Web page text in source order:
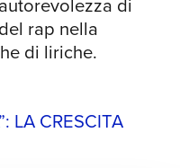
Stone Italia
dischi
gli altri”
Targa Tenco
Per
di
rap nella
di liriche.
LA CRESCITA